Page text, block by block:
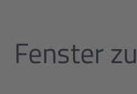
Fenster